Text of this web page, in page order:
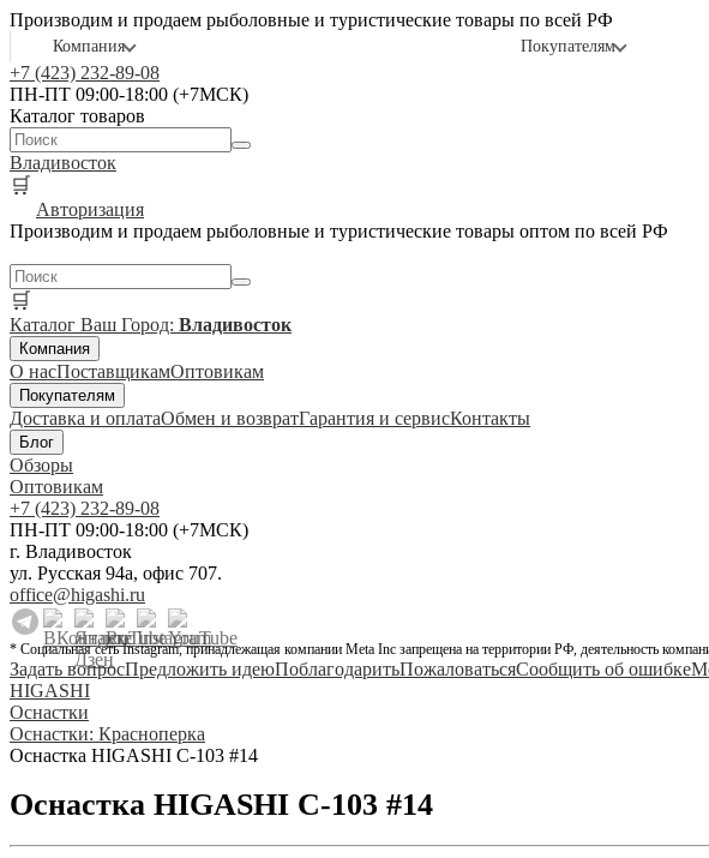
Производим и продаем рыболовные и туристические товары по всей РФ
Компания Покупателям
+7 (423) 232-89-08
ПН-ПТ 09:00-18:00 (+7МСК)
Каталог товаров
Владивосток
🛒
Авторизация
Производим и продаем рыболовные и туристические товары оптом по всей РФ
🛒
Каталог Ваш Город: Владивосток
Компания
О насПоставщикамОптовикам
Покупателям
Доставка и оплатаОбмен и возвратГарантия и сервисКонтакты
Блог
Обзоры
Оптовикам
+7 (423) 232-89-08
ПН-ПТ 09:00-18:00 (+7МСК)
г. Владивосток
ул. Русская 94а, офис 707.
office@higashi.ru
* Социальная сеть Instagram, принадлежащая компании Meta Inc запрещена на территории РФ, деятельность
Задать вопросПредложить идеюПоблагодаритьПожаловатьсяСообщить об ошибке
HIGASHI
Оснастки
Оснастки: Красноперка
Оснастка HIGASHI C-103 #14
Оснастка HIGASHI C-103 #14